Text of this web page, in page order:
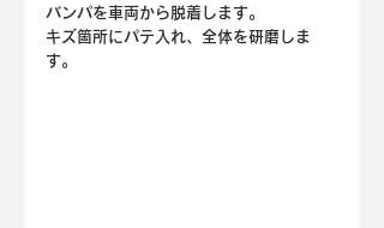
バンパを車両から脱着します。
キズ箇所にパテ入れ、全体を研磨しま
す。